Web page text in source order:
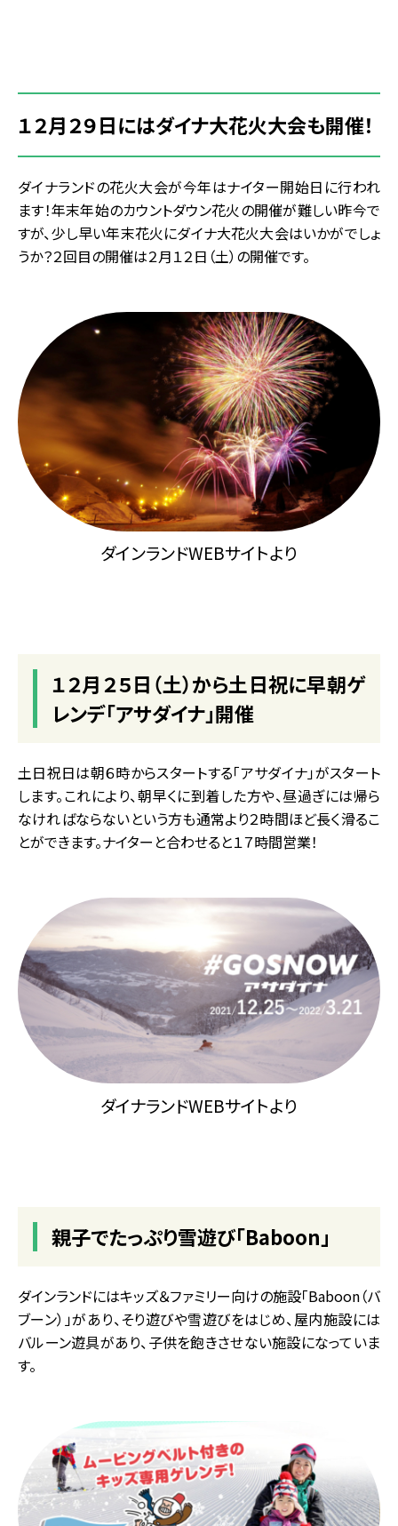
１２月２９日にはダイナ大花火大会も開催！
ダイナランドの花火大会が今年はナイター開始日に行われ
ます！年末年始のカウントダウン花火の開催が難しい昨今で
すが、少し早い年末花火にダイナ大花火大会はいかがでしょ
うか？２回目の開催は２月１２日（土）の開催です。
ダインランドWEBサイトより
１２月２５日（土）から土日祝に早朝ゲ
レンデ「アサダイナ」開催
土日祝日は朝６時からスタートする「アサダイナ」がスタート
します。これにより、朝早くに到着した方や、昼過ぎには帰ら
なければならないという方も通常より２時間ほど長く滑るこ
とができます。ナイターと合わせると１７時間営業！
ダイナランドWEBサイトより
親子でたっぷり雪遊び「Baboon」
ダインランドにはキッズ＆ファミリー向けの施設「Baboon（バ
ブーン）」があり、そり遊びや雪遊びをはじめ、屋内施設には
バルーン遊具があり、子供を飽きさせない施設になっていま
す。